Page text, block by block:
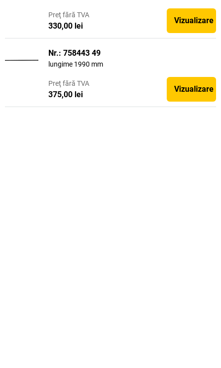
Preţ fără TVA
330,00 lei
Vizualizare
Nr.: 758443 49
lungime 1990 mm
Preţ fără TVA
375,00 lei
Vizualizare